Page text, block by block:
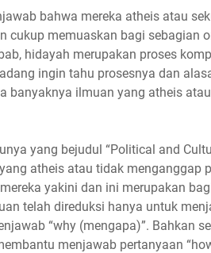
bahwa mereka atheis atau
cukup memuaskan bagi sebagian
hidayah merupakan proses
ingin tahu prosesnya dan
banyaknya ilmuan yang atheis
yang bejudul “Political and
atheis atau tidak menganggap
yakini dan ini merupakan
telah direduksi hanya untuk
“why (mengapa)”. Bahkan
menjawab pertanyaan